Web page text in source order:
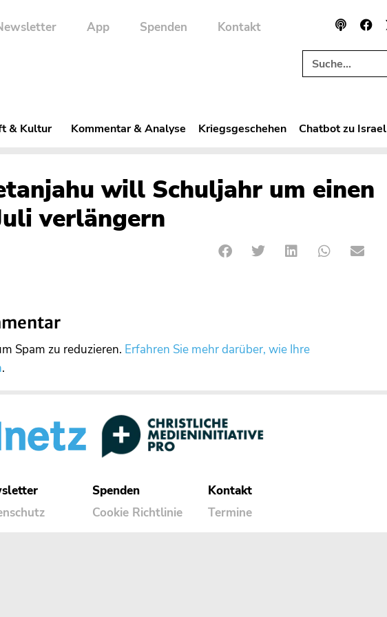
App Spenden Kontakt
& Kultur Kommentar & Analyse Kriegsgeschehen Chatbot zu Israel
will Schuljahr um einen
verlängern
Spam zu reduzieren. Erfahren Sie mehr darüber, wie Ihre
.
Spenden
Cookie Richtlinie
Kontakt
Termine